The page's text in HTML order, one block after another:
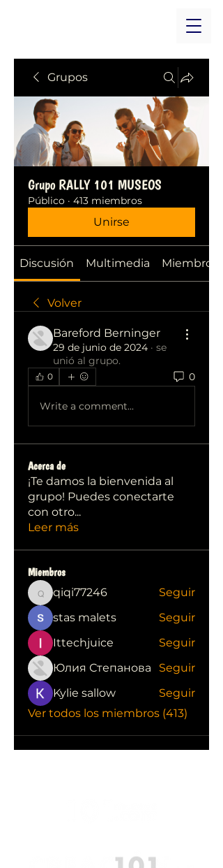
Grupos
Grupo RALLY 101 MUSEOS
Público · 413 miembros
Unirse
Discusión Multimedia Miembros
Volver
Bareford Berninger
29 de junio de 2024 · se
unió al grupo.
0 0
Write a comment...
Acerca de
¡Te damos la bienvenida al
grupo! Puedes conectarte
con otro...
Leer más
Miembros
qiqi77246
qiqi77246
Seguir
stas malets
Seguir
Ittechjuice
Seguir
Юлия Степанова
Seguir
Kylie sallow
Seguir
Ver todos los miembros (413)